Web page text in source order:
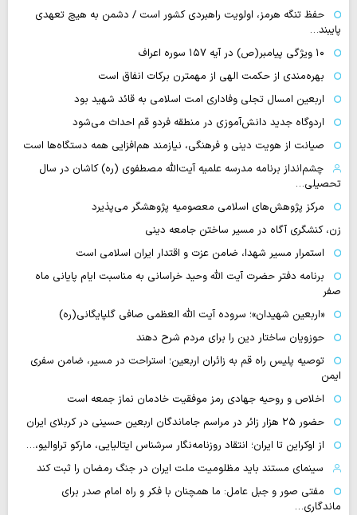
حفظ تنگه هرمز، اولویت راهبردی کشور است / دشمن به هیچ تعهدی
پایبند…
۱۰ ویژگی پیامبر(ص) در آیه ۱۵۷ سوره اعراف
بهره‌مندی از حکمت الهی از مهمترن برکات انفاق است
اربعین امسال تجلی وفاداری امت اسلامی به قائد شهید بود
اردوگاه جدید دانش‌آموزی در منطقه فردو قم احداث می‌شود
صیانت از هویت دینی و فرهنگی، نیازمند هم‌افزایی همه دستگاه‌ها است
چشم‌انداز برنامه مدرسه علمیه آیت‌الله مصطفوی (ره) کاشان در سال
تحصیلی…
مرکز پژوهش‌های اسلامی معصومیه پژوهشگر می‌پذیرد
زن، کنشگری آگاه در مسیر ساختن جامعه دینی
استمرار مسیر شهدا، ضامن عزت و اقتدار ایران اسلامی است
برنامه دفتر حضرت آیت الله وحید خراسانی به مناسبت ایام پایانی ماه
صفر
«اربعین شهیدان»؛ سروده آیت الله العظمی صافی گلپایگانی(ره)
حوزویان ساختار دین را برای مردم شرح دهند
توصیه پلیس راه قم به زائران اربعین؛ استراحت در مسیر، ضامن سفری
ایمن
اخلاص و روحیه جهادی رمز موفقیت خادمان نماز جمعه است
حضور ۲۵ هزار زائر در مراسم جاماندگان اربعین حسینی در کربلای ایران
از اوکراین تا ایران؛ انتقاد روزنامه‌نگار سرشناس ایتالیایی، مارکو تراوالیو،…
سینمای مستند باید مظلومیت ملت ایران در جنگ رمضان را ثبت کند
مفتی صور و جبل عامل: ما همچنان با فکر و راه امام صدر برای
ماندگاری…